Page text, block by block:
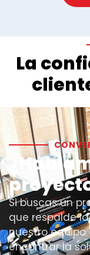
La
Si buscas un
que respalde
nuestro
encontrar la